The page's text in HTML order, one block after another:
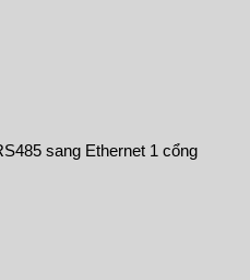
sang Ethernet 1 cổng